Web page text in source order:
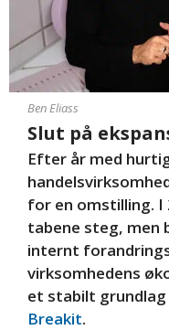
Ben Eliass
Slut på
Efter år med
for en omstilling.
tabene steg, men
internt
virksomhedens
et stabilt
Breakit.